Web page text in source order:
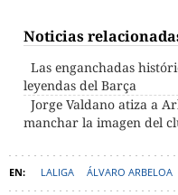
Noticias
Las enganchadas
leyendas del Barça
Jorge Valdano atiza a
manchar la imagen del
LALIGA ÁLVARO ARBELOA